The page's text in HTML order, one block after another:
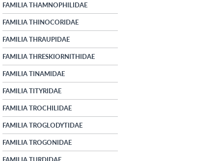
FAMILIA THAMNOPHILIDAE
FAMILIA THINOCORIDAE
FAMILIA THRAUPIDAE
FAMILIA THRESKIORNITHIDAE
FAMILIA TINAMIDAE
FAMILIA TITYRIDAE
FAMILIA TROCHILIDAE
FAMILIA TROGLODYTIDAE
FAMILIA TROGONIDAE